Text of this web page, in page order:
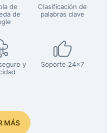
de
de
Clasificación de
palabras clave
y
Soporte 24x7
MÁS